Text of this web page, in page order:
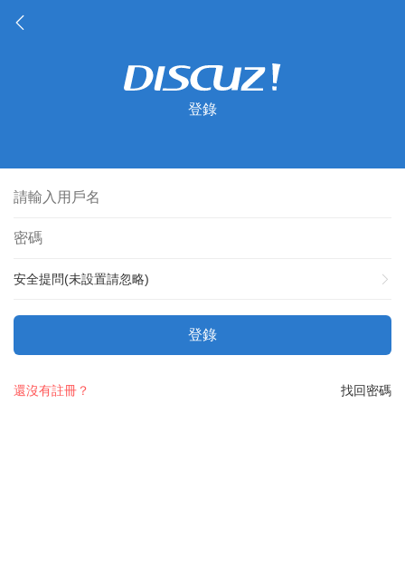
登錄
安全提問(未設置請忽略)
登錄
找回密碼
還沒有註冊？